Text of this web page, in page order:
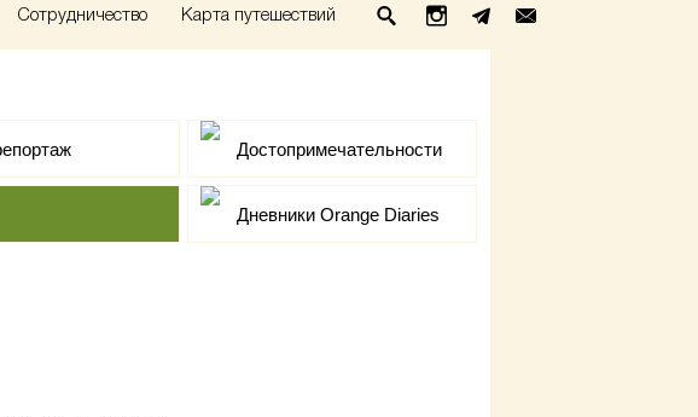
Сотрудничество Карта путешествий
Достопримечательности
Дневники Orange Diaries